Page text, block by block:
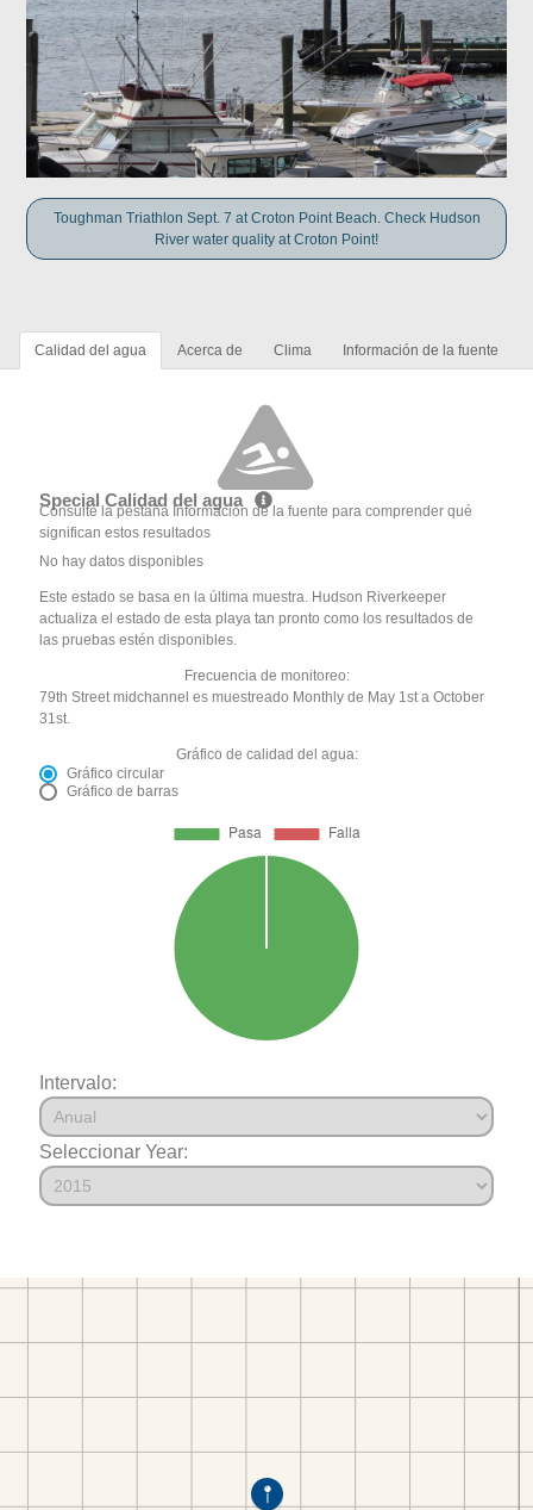
Toughman Triathlon Sept. 7 at Croton Point Beach. Check Hudson
River water quality at Croton Point!
Calidad del agua Acerca de Clima Información de la fuente
Special Calidad del agua
Consulte la pestaña Información de la fuente para comprender qué
significan estos resultados
No hay datos disponibles
Este estado se basa en la última muestra. Hudson Riverkeeper
actualiza el estado de esta playa tan pronto como los resultados de
las pruebas estén disponibles.
Frecuencia de monitoreo:
79th Street midchannel es muestreado Monthly de May 1st a October
31st.
Gráfico de calidad del agua:
Gráfico circular
Gráfico de barras
Intervalo:
Seleccionar Year: